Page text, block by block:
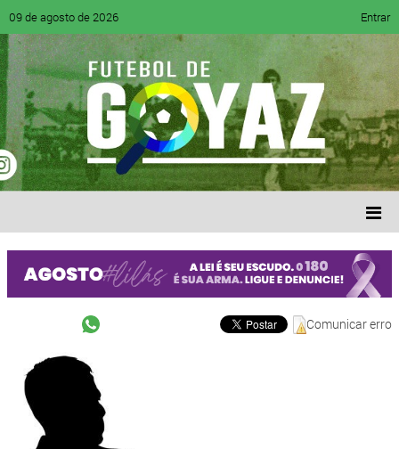
09 de agosto de 2026 Entrar
Comunicar erro